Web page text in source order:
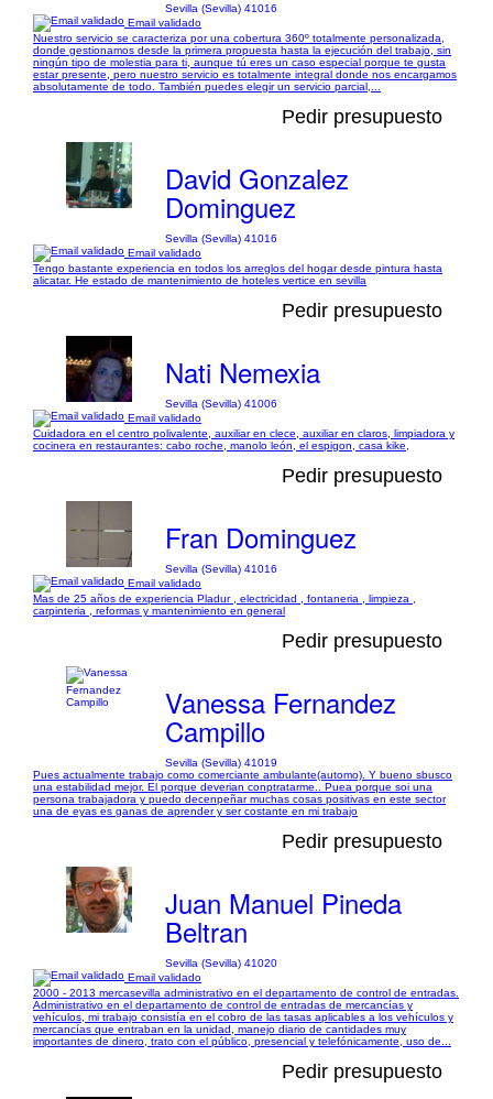
Sevilla (Sevilla) 41016
Email validado
Nuestro servicio se caracteriza por una cobertura 360º totalmente personalizada,
donde gestionamos desde la primera propuesta hasta la ejecución del trabajo, sin
ningún tipo de molestia para ti, aunque tú eres un caso especial porque te gusta
estar presente, pero nuestro servicio es totalmente integral donde nos encargamos
absolutamente de todo. También puedes elegir un servicio parcial,...
Pedir presupuesto
David Gonzalez
Dominguez
Sevilla (Sevilla) 41016
Email validado
Tengo bastante experiencia en todos los arreglos del hogar desde pintura hasta
alicatar. He estado de mantenimiento de hoteles vertice en sevilla
Pedir presupuesto
Nati Nemexia
Sevilla (Sevilla) 41006
Email validado
Cuidadora en el centro polivalente, auxiliar en clece, auxiliar en claros, limpiadora y
cocinera en restaurantes: cabo roche, manolo león, el espigon, casa kike,
Pedir presupuesto
Fran Dominguez
Sevilla (Sevilla) 41016
Email validado
Mas de 25 años de experiencia Pladur , electricidad , fontaneria , limpieza ,
carpinteria , reformas y mantenimiento en general
Pedir presupuesto
Vanessa Fernandez
Campillo
Sevilla (Sevilla) 41019
Pues actualmente trabajo como comerciante ambulante(automo). Y bueno sbusco
una estabilidad mejor. El porque deverian conptratarme.. Puea porque soi una
persona trabajadora y puedo decenpeñar muchas cosas positivas en este sector
una de eyas es ganas de aprender y ser costante en mi trabajo
Pedir presupuesto
Juan Manuel Pineda
Beltran
Sevilla (Sevilla) 41020
Email validado
2000 - 2013 mercasevilla administrativo en el departamento de control de entradas.
Administrativo en el departamento de control de entradas de mercancías y
vehículos, mi trabajo consistía en el cobro de las tasas aplicables a los vehículos y
mercancías que entraban en la unidad, manejo diario de cantidades muy
importantes de dinero, trato con el público, presencial y telefónicamente, uso de...
Pedir presupuesto